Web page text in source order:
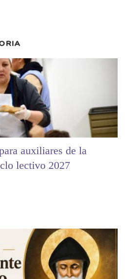
auxiliares de la
lectivo 2027